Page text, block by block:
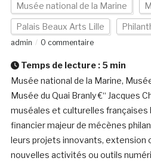
Musée national de la Marine
Palais Beaux Arts Lille
admin
0 commentaire
Temps de lecture : 5 min
Musée national de la Marine,
Musée du Quai Branly €“ Jacques
muséales et culturelles
financier majeur de mécènes
leurs projets innovants, extension
nouvelles activités ou outils